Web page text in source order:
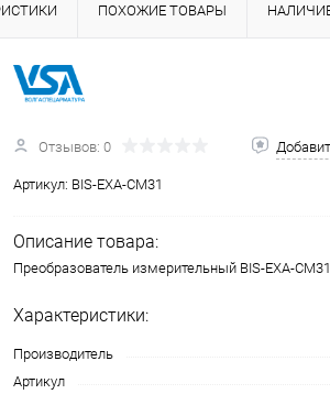
ПОХОЖИЕ ТОВАРЫ
Отзывов: 0
Артикул: BIS-EXA-CM31
Описание товара:
Преобразователь измерительный BIS-EXA-
Характеристики:
Производитель
Артикул